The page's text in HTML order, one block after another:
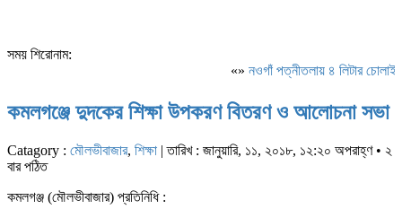
সময় শিরোনাম:
«»নওগাঁ পত্নীতলায় ৪ লিটার
কমলগঞ্জে দুদকের শিক্ষা উপকরণ বিতরণ ও আলোচনা সভা
Catagory : মৌলভীবাজার, শিক্ষা | তারিখ : জানুয়ারি, ১১, ২০১৮, ১২:২০ অপরাহ্ণ • ২
বার পঠিত
কমলগঞ্জ (মৌলভীবাজার) প্রতিনিধি :